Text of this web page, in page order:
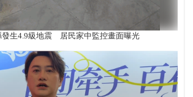
發生4.9級地震 居民家中監控畫面曝光